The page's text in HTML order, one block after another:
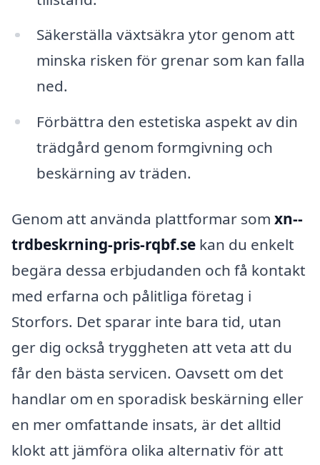
Säkerställa växtsäkra ytor genom att
minska risken för grenar som kan falla
ned.
Förbättra den estetiska aspekt av din
trädgård genom formgivning och
beskärning av träden.
Genom att använda plattformar som xn--
trdbeskrning-pris-rqbf.se kan du enkelt
begära dessa erbjudanden och få kontakt
med erfarna och pålitliga företag i
Storfors. Det sparar inte bara tid, utan
ger dig också tryggheten att veta att du
får den bästa servicen. Oavsett om det
handlar om en sporadisk beskärning eller
en mer omfattande insats, är det alltid
klokt att jämföra olika alternativ för att